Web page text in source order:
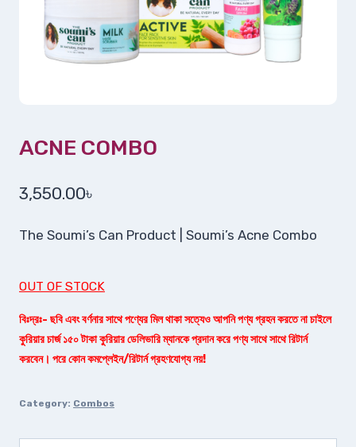
ACNE COMBO
3,550.00৳
The Soumi’s Can Product | Soumi’s Acne Combo
OUT OF STOCK
বিঃদ্রঃ- ছবি এবং বর্ণনার সাথে পণ্যের মিল থাকা সত্যেও আপনি পণ্য গ্রহন করতে না চাইলে
কুরিয়ার চার্জ ১৫০ টাকা কুরিয়ার ডেলিভারি ম্যানকে প্রদান করে পণ্য সাথে সাথে রিটার্ন
করবেন। পরে কোন কমপ্লেইন/রিটার্ন গ্রহণযোগ্য নয়!
Category: Combos